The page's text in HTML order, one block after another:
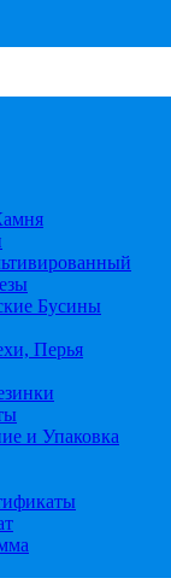
Бусины
Перья
и Упаковка